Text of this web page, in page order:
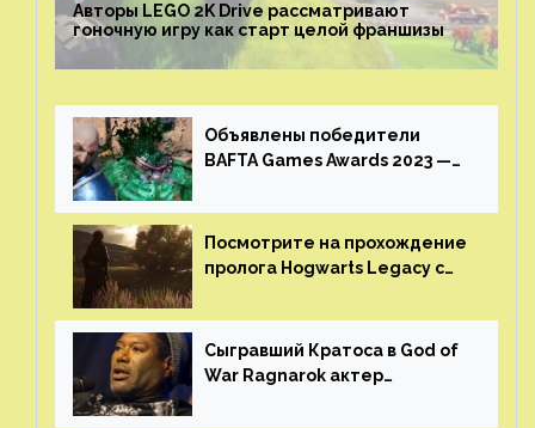
Авторы LEGO 2K Drive рассматривают
гоночную игру как старт целой франшизы
Объявлены победители
BAFTA Games Awards 2023 —
получила шесть наград
Посмотрите на прохождение
пролога Hogwarts Legacy с
GamesVoice показала первые
результаты своего труда
Сыгравший Кратоса в God of
War Ragnarok актер